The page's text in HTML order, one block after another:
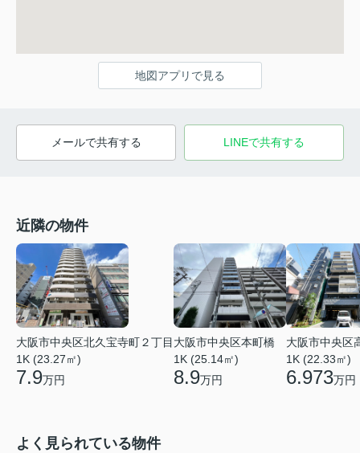
地図アプリで見る
メールで共有する LINEで共有する
近隣の物件
大阪市中央区北久宝寺町２丁目
1K (23.27㎡)
7.9万円
大阪市中央区本町橋
1K (25.14㎡)
8.9万円
大阪市中央区
1K (22.33㎡)
6.973万円
よく見られている物件